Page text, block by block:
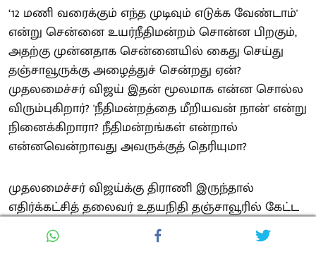
‘12 மணி வரைக்கும் எந்த முடிவும் எடுக்க வேண்டாம்'
என்று சென்னை உயர்நீதிமன்றம் சொன்ன பிறகும்,
அதற்கு முன்னதாக சென்னையில் கைது செய்து
தஞ்சாவூருக்கு அழைத்துச் சென்றது ஏன்?
முதலமைச்சர் விஜய் இதன் மூலமாக என்ன சொல்ல
விரும்புகிறார்? 'நீதிமன்றத்தை மீறியவன் நான்' என்று
நினைக்கிறாரா? நீதிமன்றங்கள் என்றால்
என்னவென்றாவது அவருக்குத் தெரியுமா?
முதலமைச்சர் விஜய்க்கு திராணி இருந்தால்
எதிர்க்கட்சித் தலைவர் உதயநிதி தஞ்சாவூரில் கேட்ட
கேள்விக்குப் பதில் சொல்லட்டும்!